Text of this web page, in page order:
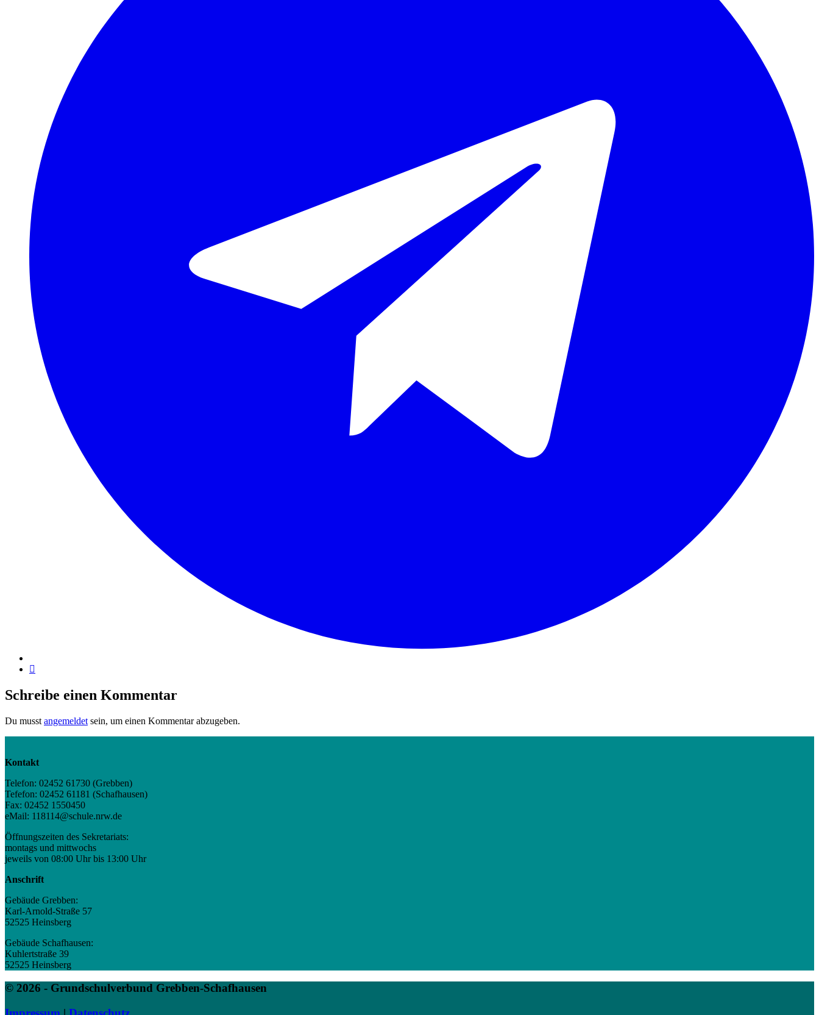
Schreibe einen Kommentar
Du musst angemeldet sein, um einen Kommentar abzugeben.
Kontakt
Telefon: 02452 61730 (Grebben)
Tefefon: 02452 61181 (Schafhausen)
Fax: 02452 1550450
eMail: 118114@schule.nrw.de
Öffnungszeiten des Sekretariats:
montags und mittwochs
jeweils von 08:00 Uhr bis 13:00 Uhr
Anschrift
Gebäude Grebben:
Karl-Arnold-Straße 57
52525 Heinsberg
Gebäude Schafhausen:
Kuhlertstraße 39
52525 Heinsberg
© 2026 - Grundschulverbund Grebben-Schafhausen